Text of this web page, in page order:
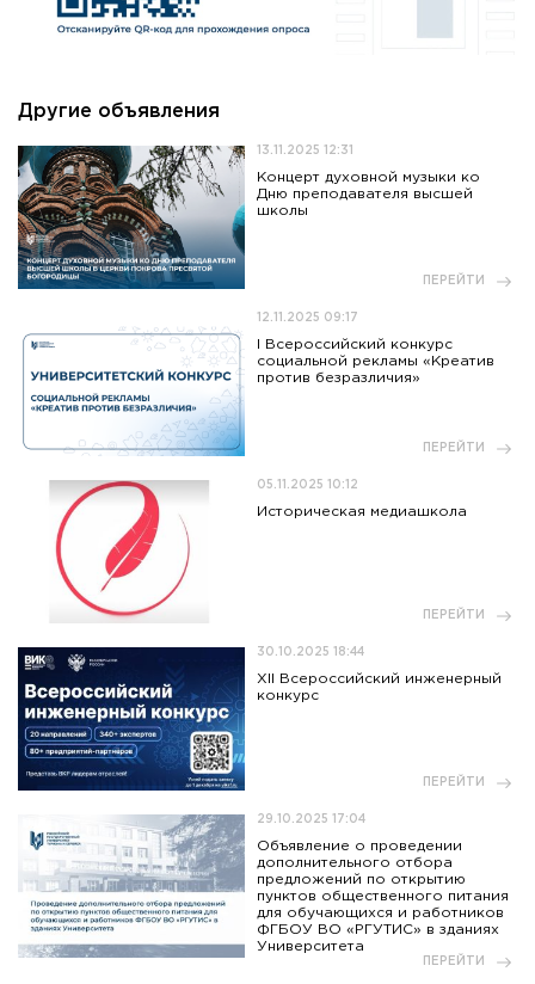
Другие объявления
13.11.2025 12:31
Концерт духовной музыки ко
Дню преподавателя высшей
школы
ПЕРЕЙТИ
12.11.2025 09:17
I Всероссийский конкурс
социальной рекламы «Креатив
против безразличия»
ПЕРЕЙТИ
05.11.2025 10:12
Историческая медиашкола
ПЕРЕЙТИ
30.10.2025 18:44
XII Всероссийский инженерный
конкурс
ПЕРЕЙТИ
29.10.2025 17:04
Объявление о проведении
дополнительного отбора
предложений по открытию
пунктов общественного питания
для обучающихся и работников
ФГБОУ ВО «РГУТИС» в зданиях
Университета
ПЕРЕЙТИ